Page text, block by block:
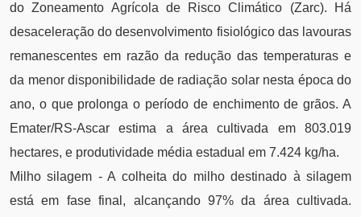
do Zoneamento Agrícola de Risco Climático (Zarc). Há
desaceleração do desenvolvimento fisiológico das lavouras
remanescentes em razão da redução das temperaturas e
da menor disponibilidade de radiação solar nesta época do
ano, o que prolonga o período de enchimento de grãos. A
Emater/RS-Ascar estima a área cultivada em 803.019
hectares, e produtividade média estadual em 7.424 kg/ha.
Milho silagem - A colheita do milho destinado à silagem
está em fase final, alcançando 97% da área cultivada.